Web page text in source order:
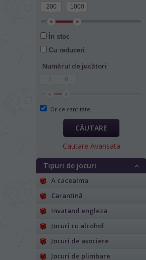
200 1000
În stoc
Cu reduceri
Numărul de jucători
2 6
Orice cantitate
CĂUTARE
Cautare Avansata
Tipuri de jocuri
A cacealma
Carantină
Invatand engleza
Jocuri cu alcohol
Jocuri de asociere
Jocuri de plimbare